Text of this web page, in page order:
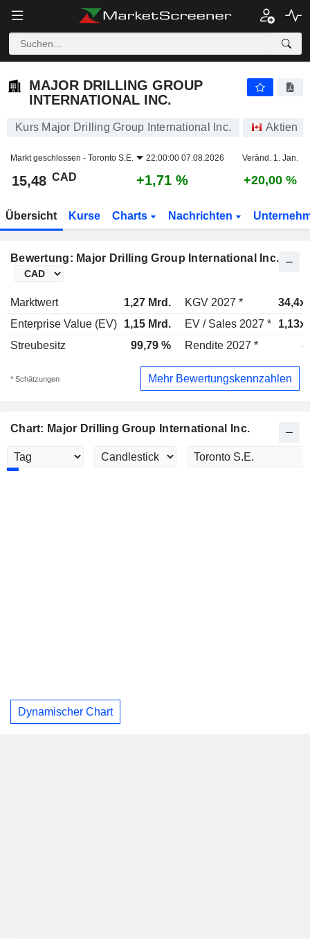
MAJOR DRILLING GROUP
INTERNATIONAL INC.
Kurs Major Drilling Group International Inc. Aktien
Markt geschlossen - Toronto S.E. 22:00:00 07.08.2026 Veränd. 1. Jan.
15,48 CAD +1,71 % +20,00 %
Übersicht Kurse Charts Nachrichten
Bewertung: Major Drilling Group International Inc.
Marktwert 1,27 Mrd. KGV 2027 *
34,4x
Enterprise Value (EV)
1,15 Mrd. EV / Sales 2027 *
1,13x
Streubesitz
99,79 % Rendite 2027 * -
* Schätzungen Mehr Bewertungskennzahlen
Chart: Major Drilling Group International Inc.
Dynamischer Chart